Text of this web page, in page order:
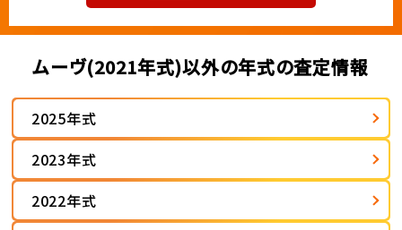
ムーヴ(2021年式)以外の年式の査定情報
2025年式
2023年式
2022年式